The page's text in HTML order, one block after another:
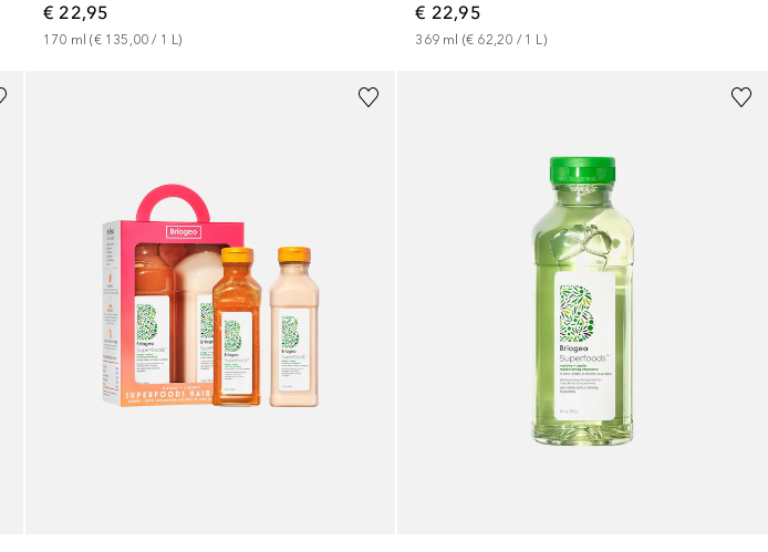
€ 22,95
170 ml (€ 135,00 / 1 L)
€ 22,95
369 ml (€ 62,20 / 1 L)